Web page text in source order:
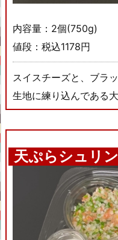
内容量：2個(750g)
値段：税込1178円
スイスチーズと、ブラ
生地に練り込んである
天ぷらシュリ